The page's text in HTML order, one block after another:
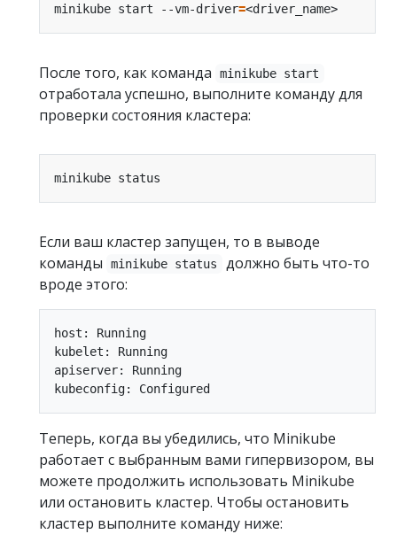
minikube start --vm-driver=
После того, как команда minikube start
отработала успешно, выполните команду для
проверки состояния кластера:
Если ваш кластер запущен, то в выводе
команды
minikube status
должно быть что-то
вроде этого:
host: Running
kubelet: Running
apiserver: Running
Теперь, когда вы убедились, что Minikube
работает с выбранным вами гипервизором, вы
можете продолжить использовать Minikube
или остановить кластер. Чтобы остановить
кластер выполните команду ниже: